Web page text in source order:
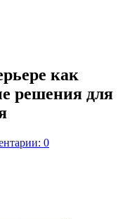
как
решения для
0